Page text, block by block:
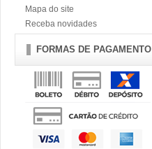
Mapa do site
Receba novidades
FORMAS DE PAGAMENTO